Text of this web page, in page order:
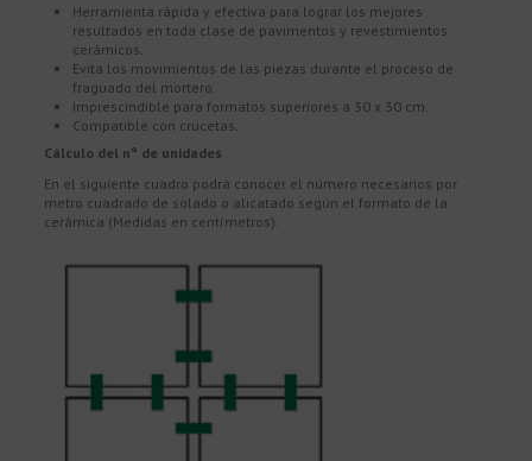
Herramienta rápida y efectiva para lograr los mejores
resultados en toda clase de pavimentos y revestimientos
cerámicos.
Evita los movimientos de las piezas durante el proceso de
fraguado del mortero.
Imprescindible para formatos superiores a 30 x 30 cm.
Compatible con crucetas.
Cálculo del nº de unidades
En el siguiente cuadro podrá conocer el número necesarios por
metro cuadrado de solado o alicatado según el formato de la
cerámica (Medidas en centímetros).